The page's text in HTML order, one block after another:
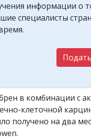
информации о
специалисты
в комбинации с
клеточной
получено на два